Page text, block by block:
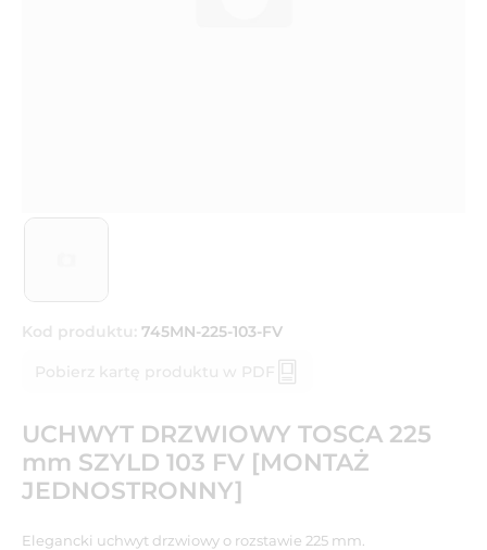
Kod produktu: 745MN-225-103-FV
Pobierz kartę produktu w PDF
UCHWYT DRZWIOWY TOSCA 225
mm SZYLD 103 FV [MONTAŻ
JEDNOSTRONNY]
Elegancki uchwyt drzwiowy o rozstawie 225 mm.